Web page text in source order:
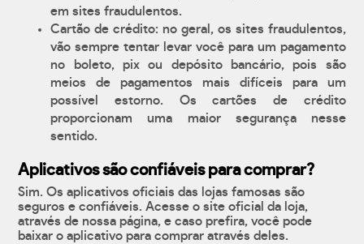
em sites fraudulentos.
Cartão de crédito: no geral, os sites fraudulentos,
vão sempre tentar levar você para um pagamento
no boleto, pix ou depósito bancário, pois são
meios de pagamentos mais difíceis para um
possível estorno. Os cartões de crédito
proporcionam uma maior segurança nesse
sentido.
Aplicativos são confiáveis para comprar?
Sim. Os aplicativos oficiais das lojas famosas são
seguros e confiáveis. Acesse o site oficial da loja,
através de nossa página, e caso prefira, você pode
baixar o aplicativo para comprar através deles.